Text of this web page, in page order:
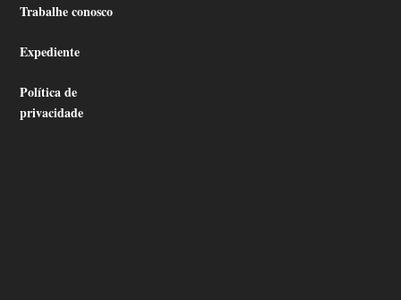
Trabalhe conosco
Expediente
Política de
privacidade